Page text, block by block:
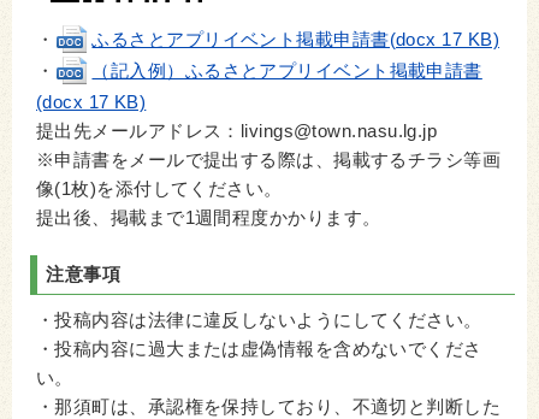
・
ふるさとアプリイベント掲載申請書(docx 17 KB)
・
（記入例）ふるさとアプリイベント掲載申請書
(docx 17 KB)
提出先メールアドレス：livings@town.nasu.lg.jp
※申請書をメールで提出する際は、掲載するチラシ等画
像(1枚)を添付してください。
提出後、掲載まで1週間程度かかります。
注意事項
・投稿内容は法律に違反しないようにしてください。
・投稿内容に過大または虚偽情報を含めないでくださ
い。
・那須町は、承認権を保持しており、不適切と判断した